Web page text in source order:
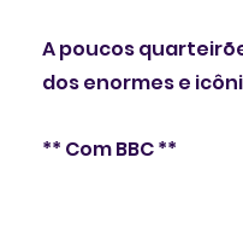
A poucos
dos enormes e
** Com BBC **